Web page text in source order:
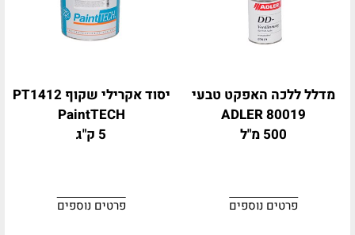
מדלל ללכה האפקט טבעי
ADLER 80019
500 מ"ל
פרטים נוספים
יסוד אקרילי שקוף PT1412
PaintTECH
5 ק"ג
פרטים נוספים